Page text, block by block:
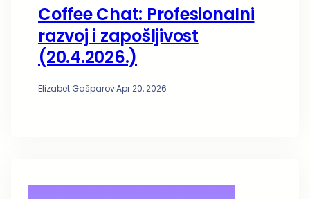
Coffee Chat: Profesionalni
razvoj i zapošljivost
(20.4.2026.)
Elizabet Gašparov·Apr 20, 2026